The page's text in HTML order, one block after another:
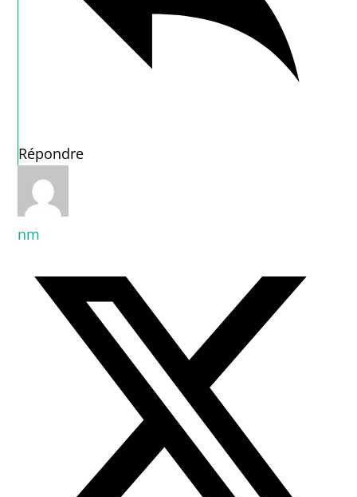
Répondre
nm